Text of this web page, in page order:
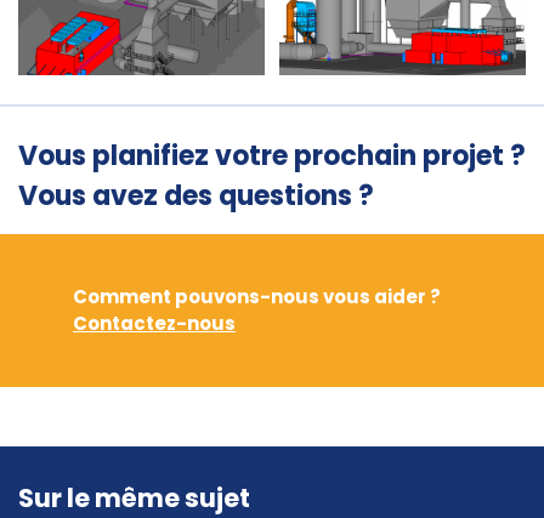
Vous planifiez votre prochain projet ?
Vous avez des questions ?
Comment pouvons-nous vous aider ?
Contactez-nous
Sur le même sujet